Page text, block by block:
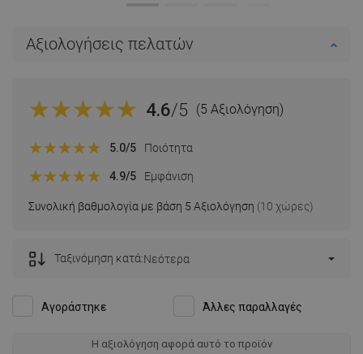
Αξιολογήσεις πελατών
4.6/5 (5 Αξιολόγηση)
Συνολική βαθμολογία με βάση 5 Αξιολόγηση (10 χώρες)
5.0/5 Ποιότητα
4.9/5 Εμφάνιση
Αγοράστηκε Άλλες παραλλαγές
Ταξινόμηση κατά:Νεότερα
Η αξιολόγηση αφορά αυτό το προϊόν